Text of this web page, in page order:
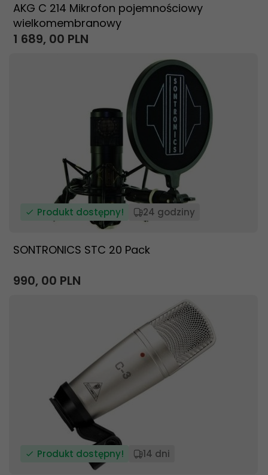
AKG C 214 Mikrofon pojemnościowy
wielkomembranowy
1 689, 00 PLN
Produkt dostępny! 24 godziny
SONTRONICS STC 20 Pack
990, 00 PLN
Produkt dostępny! 14 dni